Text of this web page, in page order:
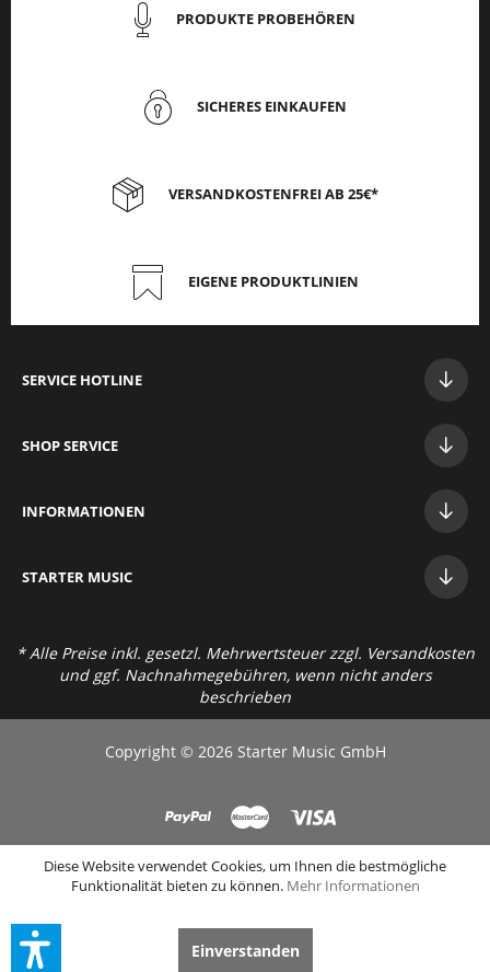
PRODUKTE PROBEHÖREN
SICHERES EINKAUFEN
VERSANDKOSTENFREI AB 25€*
EIGENE PRODUKTLINIEN
SERVICE HOTLINE
SHOP SERVICE
INFORMATIONEN
STARTER MUSIC
* Alle Preise inkl. gesetzl. Mehrwertsteuer zzgl. Versandkosten
und ggf. Nachnahmegebühren, wenn nicht anders
beschrieben
Copyright © 2026 Starter Music GmbH
Diese Website verwendet Cookies, um Ihnen die bestmögliche
Funktionalität bieten zu können. Mehr Informationen
Einverstanden